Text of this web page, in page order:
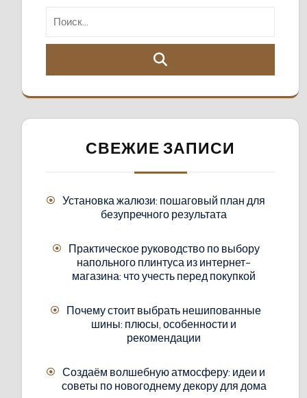
СВЕЖИЕ ЗАПИСИ
Установка жалюзи: пошаговый план для
безупречного результата
Практическое руководство по выбору
напольного плинтуса из интернет-
магазина: что учесть перед покупкой
Почему стоит выбрать нешипованные
шины: плюсы, особенности и
рекомендации
Создаём волшебную атмосферу: идеи и
советы по новогоднему декору для дома